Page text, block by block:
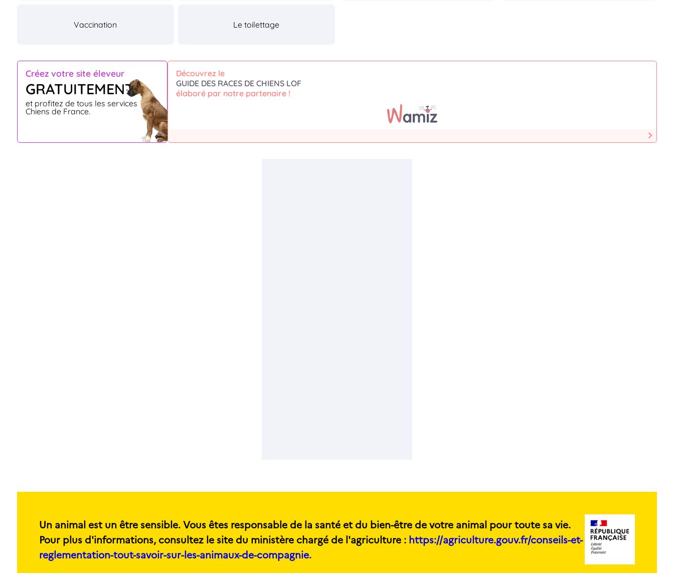
Créez votre site éleveur
GRATUITEMENT
et profitez de tous les services
Chiens de France.
Découvrez le
GUIDE DES RACES DE CHIENS LOF
élaboré par notre partenaire !
Vaccination Le toilettage
Un animal est un être sensible. Vous êtes responsable de la santé et du bien-être de votre animal pour toute sa vie.
Pour plus d'informations, consultez le site du ministère chargé de l'agriculture : https://agriculture.gouv.fr/conseils-et-
reglementation-tout-savoir-sur-les-animaux-de-compagnie.